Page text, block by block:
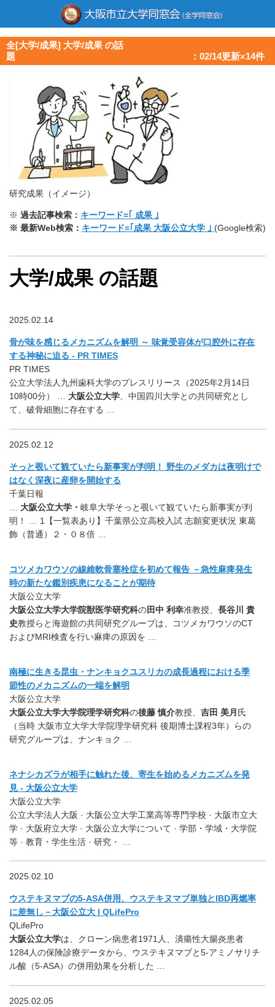
全[大学/成果] 大学/成果 の話
題 ：02/14更新×14件
研究成果（イメージ）
※ 過去記事検索： キーワード=｢ 成果 ｣
※ 最新Web検索： キーワード=｢成果 大阪公立大学 ｣ (Google検索)
大学/成果 の話題
2025.02.14
骨が味を感じるメカニズムを解明 ～ 味覚受容体が口腔外に存在
する神秘に迫る - PR TIMES
PR TIMES
公立大学法人九州歯科大学のプレスリリース（2025年2月14日
10時00分） … 大阪公立大学 、中国四川大学との共同研究とし
て、破骨細胞に存在する …
2025.02.12
そっと覗いて観ていたら新事実が判明！ 野生のメダカは夜明けで
はなく深夜に産卵を開始する
千葉日報
大阪公立大学・ 岐阜大学そっと覗いて観ていたら新事実が判
明！ … 1【一覧表あり】千葉県公立高校入試 志願変更状況 東葛
飾（普通）２・０８倍 …
コツメカワウソの線維軟骨塞栓症を初めて報告 －急性麻痺発生
時の新たな鑑別疾患になることが期待
大阪公立大学
大阪公立大学大学院獣医学研究科の田中 利幸准教授、 長谷川 貴
史教授らと海遊館の共同研究グループは、コツメカワウソのCT
およびMRI検査を行い麻痺の原因を …
南極に生きる昆虫・ナンキョクユスリカの成長過程における季
節性のメカニズムの一端を解明
大阪公立大学
大阪公立大学大学院理学研究科の後藤 慎介教授、 吉田 美月氏
（当時 大阪市立大学大学院理学研究科 後期博士課程3年）らの
研究グループは、ナンキョク …
ネナシカズラが相手に触れた後、寄生を始めるメカニズムを発
見 - 大阪公立大学
大阪公立大学
公立大学法人大阪 · 大阪公立大学工業高等専門学校 · 大阪市立大
学 · 大阪府立大学 · 大阪公立大学について · 学部・学域・大学院
等 · 教育・学生生活 · 研究・ …
2025.02.10
ウステキヌマブの5-ASA併用、ウステキヌマブ単独とIBD再燃率
に差無し－大阪公立大 | QLifePro
QLifePro
大阪公立大学は、クローン病患者1971人、潰瘍性大腸炎患者
1284人の保険診療データから、ウステキヌマブと5-アミノサリチ
ル酸（5-ASA）の併用効果を分析した …
2025.02.05